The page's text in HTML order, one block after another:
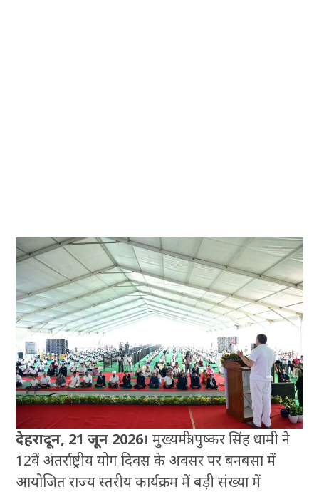
देहरादून, 21 जून 2026। मुख्यमंत्री पुष्कर सिंह धामी ने
12वें अंतर्राष्ट्रीय योग दिवस के अवसर पर बनबसा में
आयोजित राज्य स्तरीय कार्यक्रम में बड़ी संख्या में